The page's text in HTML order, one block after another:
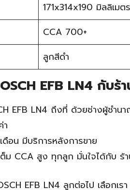
171x314x190 มิลลิเมตร
CCA 700+
ลูกสีดำ
EFB LN4 กับร้
EFB LN4 ถึงที่ ด้วยช่างผู้ชำน
ดือน มีบริการหลังการขาย
ม CCA สูง ทุกลูก มั่นใจได้กับ ร้า
EFB LN4 ลูกต่อไป เลือกเรา